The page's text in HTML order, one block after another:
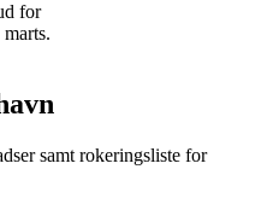
for
samt rokeringsliste for